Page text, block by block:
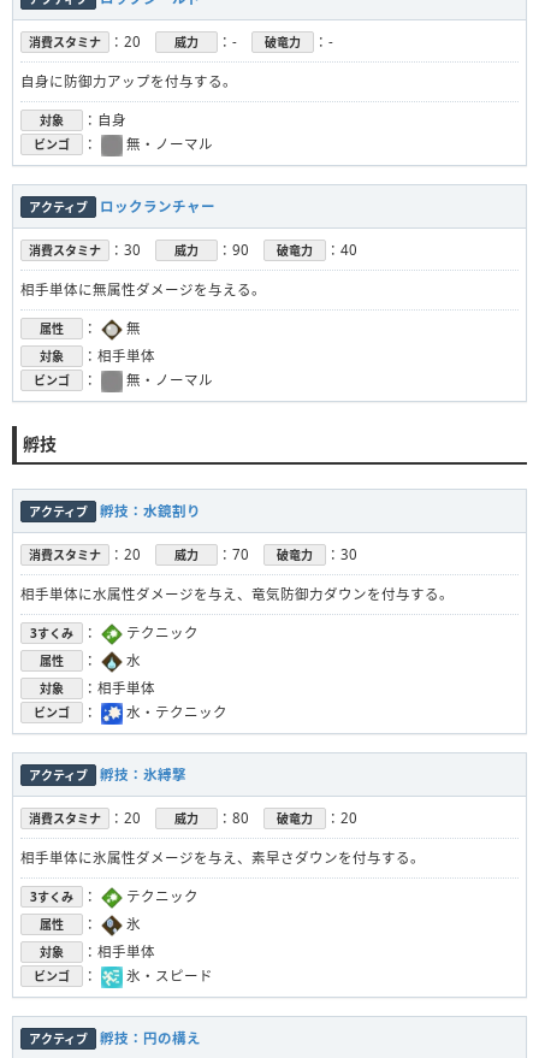
消費スタミナ ：20 威力 ：- 破竜力 ：-
自身に防御力アップを付与する。
対象 ：自身
ビンゴ ： 無・ノーマル
アクティブ ロックランチャー
消費スタミナ ：30 威力 ：90 破竜力 ：40
相手単体に無属性ダメージを与える。
属性 ： 無
対象 ：相手単体
ビンゴ ： 無・ノーマル
孵技
アクティブ 孵技：水鏡割り
消費スタミナ ：20 威力 ：70 破竜力 ：30
相手単体に水属性ダメージを与え、竜気防御力ダウンを付与する。
3すくみ ： テクニック
属性 ： 水
対象 ：相手単体
ビンゴ ： 水・テクニック
アクティブ 孵技：氷縛撃
消費スタミナ ：20 威力 ：80 破竜力 ：20
相手単体に氷属性ダメージを与え、素早さダウンを付与する。
3すくみ ： テクニック
属性 ： 氷
対象 ：相手単体
ビンゴ ： 氷・スピード
アクティブ 孵技：円の構え